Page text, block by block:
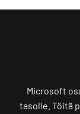
Microsoft
tasolle. Töitä